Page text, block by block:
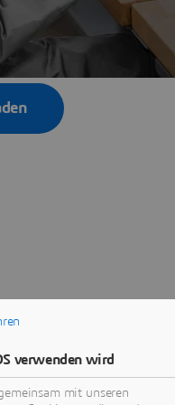
verwenden wird
mit unseren